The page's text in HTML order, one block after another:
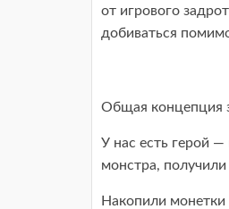
от игрового
добиваться
Общая концепция
У нас есть герой —
монстра,
Накопили